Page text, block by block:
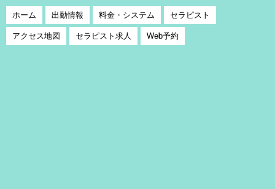
ホーム 出勤情報 料金・システム セラピスト
アクセス地図 セラピスト求人 Web予約